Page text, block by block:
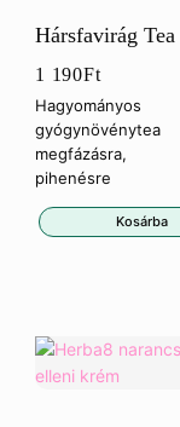
Hársfavirág Tea
1 190Ft
Hagyományos
gyógynövénytea
megfázásra,
pihenésre
Kosárba